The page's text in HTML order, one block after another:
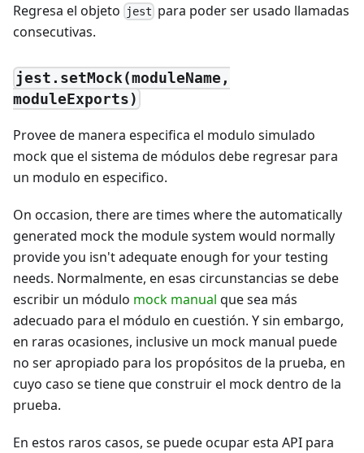
Regresa el objeto jest para poder ser usado llamadas
consecutivas.
jest.setMock(moduleName,
moduleExports)
Provee de manera especifica el modulo simulado
mock que el sistema de módulos debe regresar para
un modulo en especifico.
On occasion, there are times where the automatically
generated mock the module system would normally
provide you isn't adequate enough for your testing
needs. Normalmente, en esas circunstancias se debe
escribir un módulo mock manual que sea más
adecuado para el módulo en cuestión. Y sin embargo,
en raras ocasiones, inclusive un mock manual puede
no ser apropiado para los propósitos de la prueba, en
cuyo caso se tiene que construir el mock dentro de la
prueba.
En estos raros casos, se puede ocupar esta API para